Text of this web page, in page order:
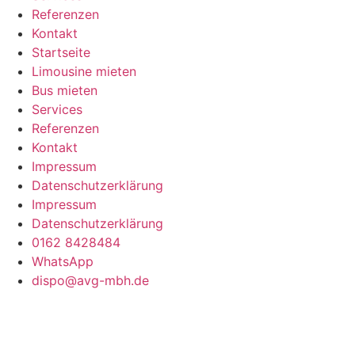
Referenzen
Kontakt
Startseite
Limousine mieten
Bus mieten
Services
Referenzen
Kontakt
Impressum
Datenschutzerklärung
Impressum
Datenschutzerklärung
0162 8428484
WhatsApp
dispo@avg-mbh.de